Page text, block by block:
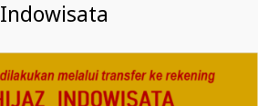
Indowisata